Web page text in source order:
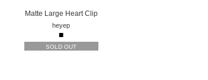
Matte Large Heart Clip
heyep
■
SOLD OUT